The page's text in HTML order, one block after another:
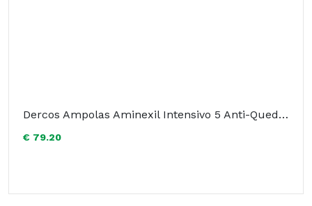
Dercos Ampolas Aminexil Intensivo 5 Anti-Queda Homem 21 Unidades
€ 79.20